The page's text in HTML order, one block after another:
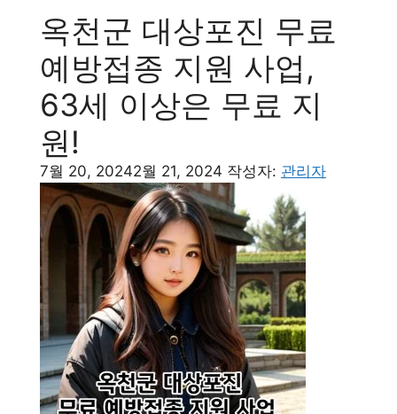
옥천군 대상포진 무료
예방접종 지원 사업,
63세 이상은 무료 지
원!
7월 20, 20242월 21, 2024 작성자: 관리자